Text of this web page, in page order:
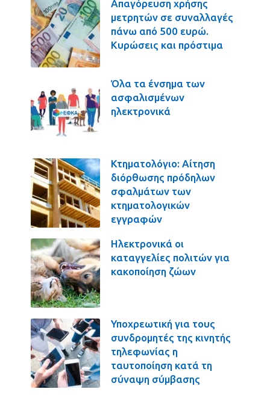
Απαγόρευση χρήσης
μετρητών σε συναλλαγές
πάνω από 500 ευρώ.
Κυρώσεις και πρόστιμα
Όλα τα ένσημα των
ασφαλισμένων
ηλεκτρονικά
Κτηματολόγιο: Αίτηση
διόρθωσης πρόδηλων
σφαλμάτων των
κτηματολογικών
εγγραφών
Ηλεκτρονικά οι
καταγγελίες πολιτών για
κακοποίηση ζώων
Υποχρεωτική για τους
συνδρομητές της κινητής
τηλεφωνίας η
ταυτοποίηση κατά τη
σύναψη σύμβασης